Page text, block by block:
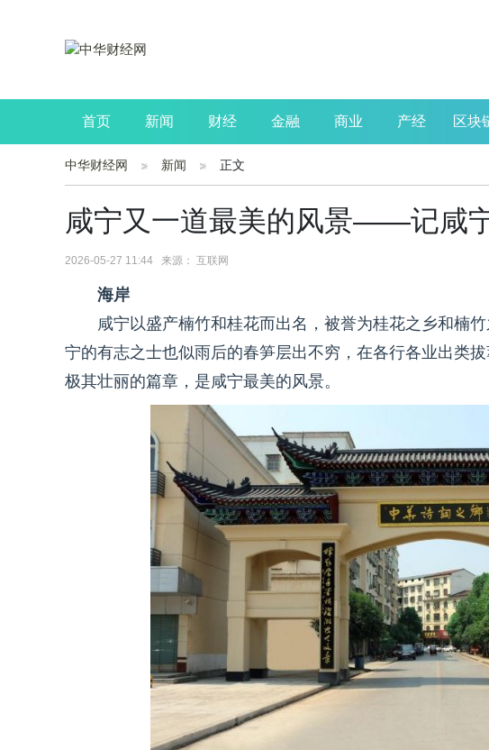
首页 新闻 财经 金融 商业 产经 区块
公司 生活 读书
中华财经网 新闻 正文
咸宁又一道最美的风景——记咸
2026-05-27 11:44 来源： 互联网
海岸
咸宁以盛产楠竹和桂花而出名，被誉为桂花之乡和楠
宁的有志之士也似雨后的春笋层出不穷，在各行各业出类
极其壮丽的篇章，是咸宁最美的风景。